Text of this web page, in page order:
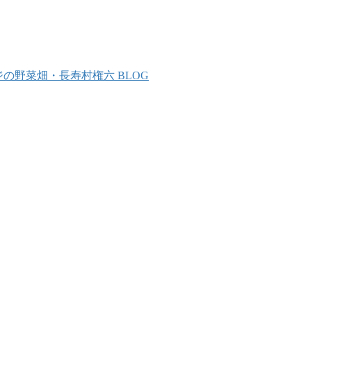
野菜畑・長寿村権六 BLOG